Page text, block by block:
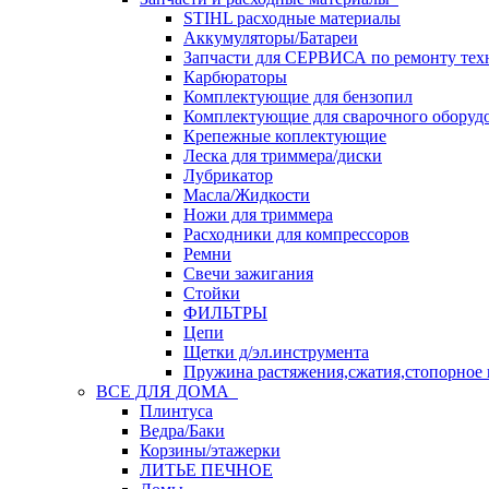
STIHL расходные материалы
Аккумуляторы/Батареи
Запчасти для СЕРВИСА по ремонту
Карбюраторы
Комплектующие для бензопил
Комплектующие для сварочного
Крепежные коплектующие
Леска для триммера/диски
Лубрикатор
Масла/Жидкости
Ножи для триммера
Расходники для компрессоров
Ремни
Свечи зажигания
Стойки
ФИЛЬТРЫ
Цепи
Щетки д/эл.инструмента
Пружина растяжения,сжатия,стопорное
ВСЕ ДЛЯ ДОМА
Плинтуса
Ведра/Баки
Корзины/этажерки
ЛИТЬЕ ПЕЧНОЕ